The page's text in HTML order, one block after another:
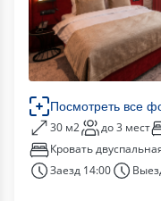
Посмотреть все
30 м2 до 3 мест
Кровать
Заезд 14:00